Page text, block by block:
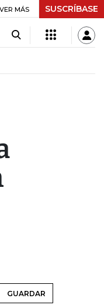
+1,34% TRM $ 3.179,40
VER MÁS SUSCRÍBASE
GUARDAR